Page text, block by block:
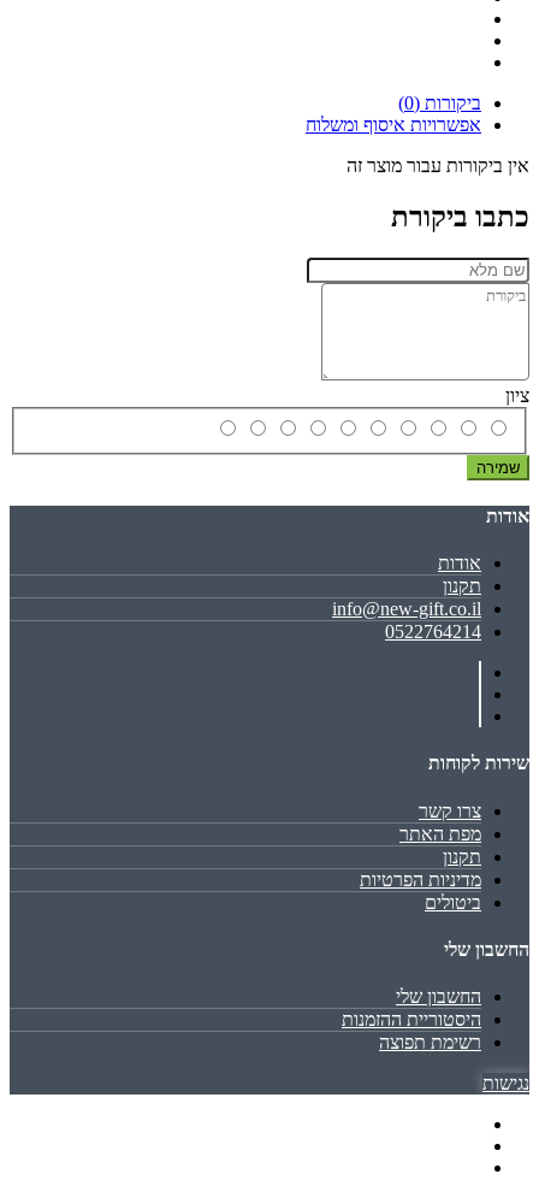
ביקורות (0)
אפשרויות איסוף ומשלוח
אין ביקורות עבור מוצר זה
כתבו ביקורת
ציון
שמירה
אודות
אודות
תקנון
info@new-gift.co.il
0522764214
שירות לקוחות
צרו קשר
מפת האתר
תקנון
מדיניות הפרטיות
ביטולים
החשבון שלי
החשבון שלי
היסטוריית ההזמנות
רשימת תפוצה
נגישות